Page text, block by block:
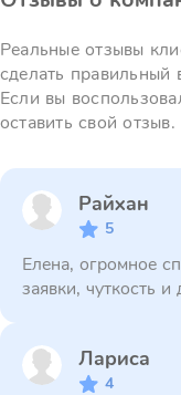
Реальные отзывы
сделать
Если вы
оставить свой отзыв.
Райхан
5
Елена, огромное
заявки, чуткость
Лариса
4